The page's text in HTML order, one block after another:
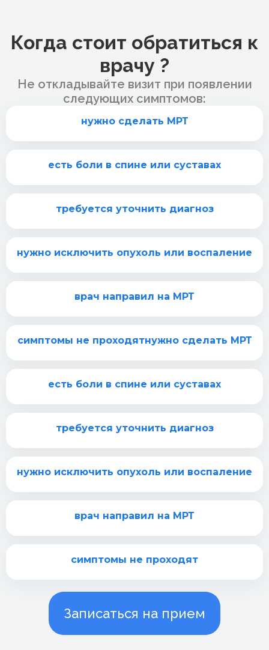
Когда стоит обратиться к
врачу ?
Не откладывайте визит при появлении
следующих симптомов:
нужно сделать МРТ
есть боли в спине или суставах
требуется уточнить диагноз
нужно исключить опухоль или воспаление
врач направил на МРТ
симптомы не проходятнужно сделать МРТ
есть боли в спине или суставах
требуется уточнить диагноз
нужно исключить опухоль или воспаление
врач направил на МРТ
симптомы не проходят
Записаться на прием